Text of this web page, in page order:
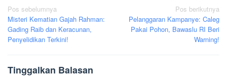
Navigasi
pos
Pos sebelumnya
Misteri Kematian Gajah Rahman:
Gading Raib dan Keracunan,
Penyelidikan Terkini!
Pos berikutnya
Pelanggaran Kampanye: Caleg
Pakai Pohon, Bawaslu RI Beri
Warning!
Tinggalkan Balasan